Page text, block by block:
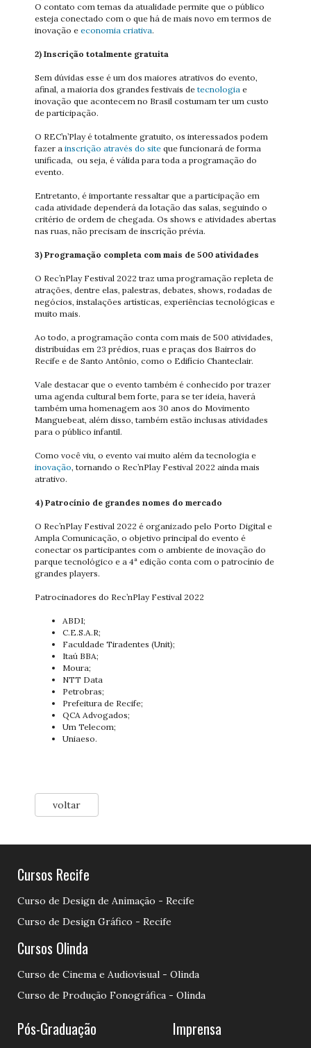
O contato com temas da atualidade permite que o público
esteja conectado com o que há de mais novo em termos de
inovação e economia criativa.
2) Inscrição totalmente gratuita
Sem dúvidas esse é um dos maiores atrativos do evento,
afinal, a maioria dos grandes festivais de tecnologia e
inovação que acontecem no Brasil costumam ter um custo
de participação.
O REC’n’Play é totalmente gratuito, os interessados podem
fazer a inscrição através do site que funcionará de forma
unificada, ou seja, é válida para toda a programação do
evento.
Entretanto, é importante ressaltar que a participação em
cada atividade dependerá da lotação das salas, seguindo o
critério de ordem de chegada. Os shows e atividades abertas
nas ruas, não precisam de inscrição prévia.
3) Programação completa com mais de 500 atividades
O Rec’nPlay Festival 2022 traz uma programação repleta de
atrações, dentre elas, palestras, debates, shows, rodadas de
negócios, instalações artísticas, experiências tecnológicas e
muito mais.
Ao todo, a programação conta com mais de 500 atividades,
distribuídas em 23 prédios, ruas e praças dos Bairros do
Recife e de Santo Antônio, como o Edifício Chanteclair.
Vale destacar que o evento também é conhecido por trazer
uma agenda cultural bem forte, para se ter ideia, haverá
também uma homenagem aos 30 anos do Movimento
Manguebeat, além disso, também estão inclusas atividades
para o público infantil.
Como você viu, o evento vai muito além da tecnologia e
inovação, tornando o Rec’nPlay Festival 2022 ainda mais
atrativo.
4) Patrocínio de grandes nomes do mercado
O Rec’nPlay Festival 2022 é organizado pelo Porto Digital e
Ampla Comunicação, o objetivo principal do evento é
conectar os participantes com o ambiente de inovação do
parque tecnológico e a 4ª edição conta com o patrocínio de
grandes players.
Patrocinadores do Rec’nPlay Festival 2022
ABDI;
C.E.S.A.R;
Faculdade Tiradentes (Unit);
Itaú BBA;
Moura;
NTT Data
Petrobras;
Prefeitura de Recife;
QCA Advogados;
Um Telecom;
Uniaeso.
voltar
Cursos Recife
Curso de Design de Animação - Recife
Curso de Design Gráfico - Recife
Cursos Olinda
Curso de Cinema e Audiovisual - Olinda
Curso de Produção Fonográfica - Olinda
Pós-Graduação Imprensa